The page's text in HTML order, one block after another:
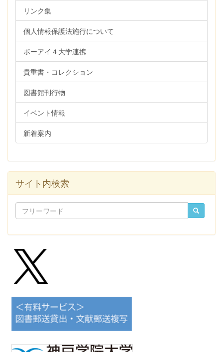
リンク集
個人情報保護法施行について
ポーアイ４大学連携
貴重書・コレクション
図書館刊行物
イベント情報
新着案内
サイト内検索